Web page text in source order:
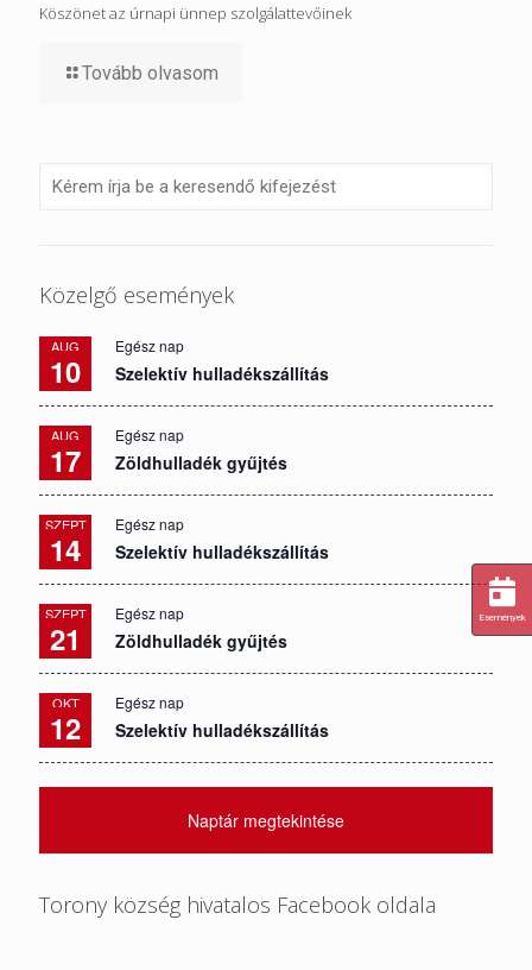
Köszönet az úrnapi ünnep szolgálattevőinek
Tovább olvasom
Közelgő események
AUG
10
Egész nap
Szelektív hulladékszállítás
AUG
17
Egész nap
Zöldhulladék gyűjtés
SZEPT
14
Egész nap
Szelektív hulladékszállítás
SZEPT
21
Egész nap
Zöldhulladék gyűjtés
OKT
12
Egész nap
Szelektív hulladékszállítás
Naptár megtekintése
Torony község hivatalos Facebook oldala
Események